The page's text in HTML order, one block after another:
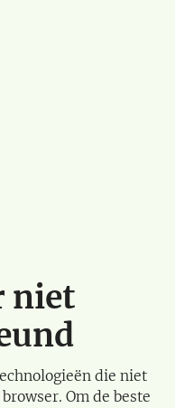
niet
die niet
Om de beste